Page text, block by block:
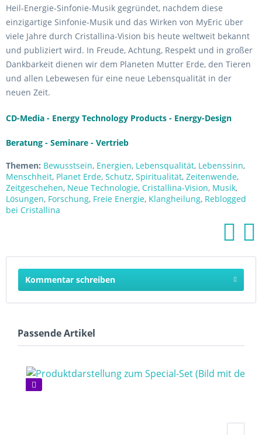
Heil-Energie-Sinfonie-Musik gegründet, nachdem diese
einzigartige Sinfonie-Musik und das Wirken von MyEric über
viele Jahre durch Cristallina-Vision bis heute weltweit bekannt
und publiziert wird. In Freude, Achtung, Respekt und in großer
Dankbarkeit dienen wir dem Planeten Mutter Erde, den Tieren
und allen Lebewesen für eine neue Lebensqualität in der
neuen Zeit.
CD-Media - Energy Technology Products - Energy-Design
Beratung - Seminare - Vertrieb
Themen: Bewusstsein, Energien, Lebensqualität, Lebenssinn,
Menschheit, Planet Erde, Schutz, Spiritualität, Zeitenwende,
Zeitgeschehen, Neue Technologie, Cristallina-Vision, Musik,
Lösungen, Forschung, Freie Energie, Klangheilung, Reblogged
bei Cristallina
Kommentar schreiben
Passende Artikel